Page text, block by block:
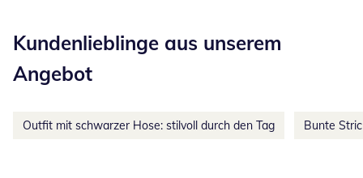
Kundenlieblinge aus unserem
Angebot
Outfit mit schwarzer Hose: stilvoll durch den Tag Bunte